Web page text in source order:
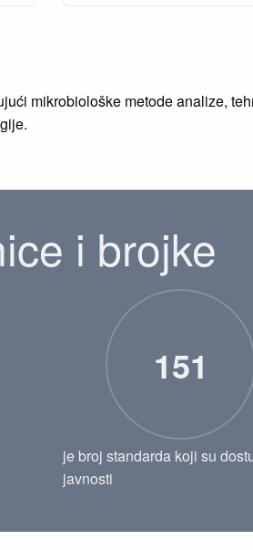
mikrobiološke metode analize,
i brojke
151
je broj standarda koji su
javnosti